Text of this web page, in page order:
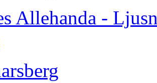
Allehanda -